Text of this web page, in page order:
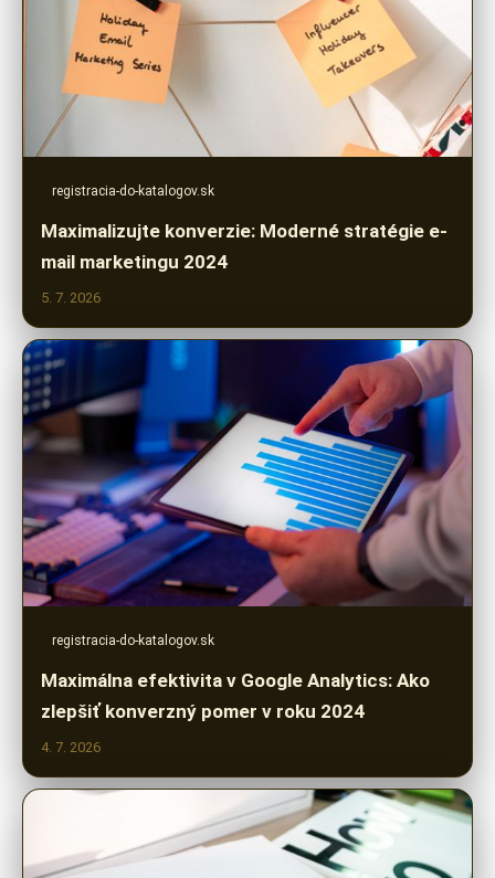
registracia-do-katalogov.sk
Maximalizujte konverzie: Moderné stratégie e-
mail marketingu 2024
5. 7. 2026
registracia-do-katalogov.sk
Maximálna efektivita v Google Analytics: Ako
zlepšiť konverzný pomer v roku 2024
4. 7. 2026